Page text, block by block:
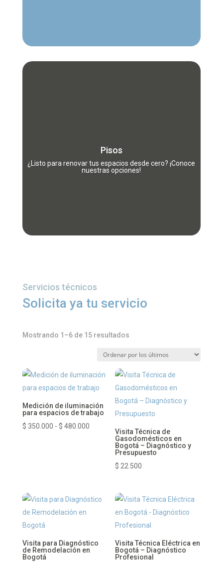
Pisos
¿Listo para renovar tus espacios desde cero? ¡Conoce
nuestras opciones!
acabado perfecto que realza la belleza y
funcionalidad de tu hogar o negocio.
Servicios técnicos
Solicita ya tu servicio
Mostrando 1–6 de 15 resultadosOrdenado
los
Medición de iluminación
para espacios de trabajo
$ 350.000 - $ 480.000Rango
$ 480.000
Visita Técnica de
Gasodomésticos en
Bogotá – Diagnóstico y
Presupuesto
$ 22.500
Visita para Diagnóstico
de Remodelación en
Bogotá
Visita Técnica Eléctrica en
Bogotá – Diagnóstico
Profesional